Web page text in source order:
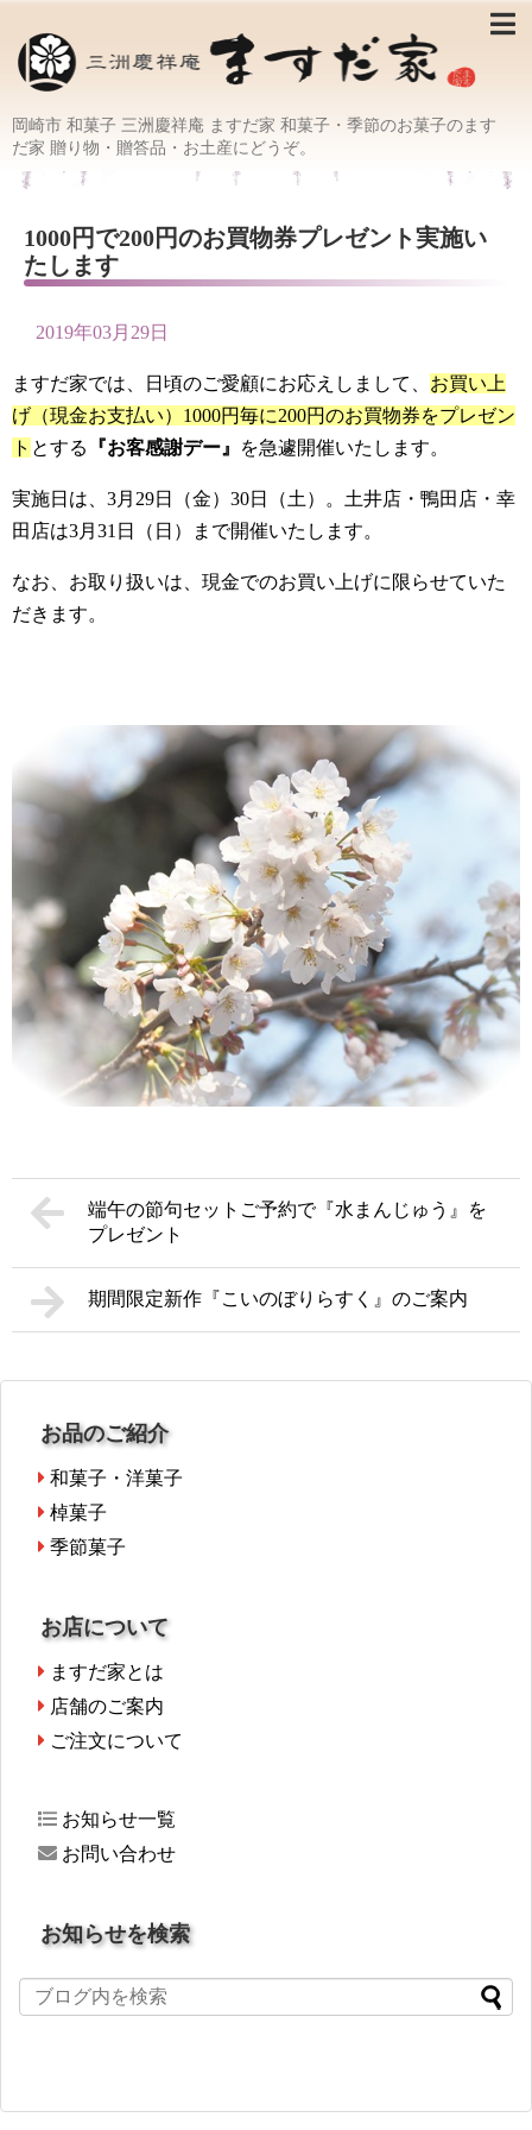
岡崎市 和菓子 三洲慶祥庵 ますだ家 和菓子・季節のお菓子のます
だ家 贈り物・贈答品・お土産にどうぞ。
1000円で200円のお買物券プレゼント実施い
たします
2019年03月29日
ますだ家では、日頃のご愛顧にお応えしまして、 お買い上
げ（現金お支払い）1000円毎に200円のお買物券をプレゼン
ト とする 『お客感謝デー』 を急遽開催いたします。
実施日は、3月29日（金）30日（土）。土井店・鴨田店・幸
田店は3月31日（日）まで開催いたします。
なお、お取り扱いは、現金でのお買い上げに限らせていた
だきます。
端午の節句セットご予約で『水まんじゅう』を
プレゼント
期間限定新作『こいのぼりらすく』のご案内
お品のご紹介
和菓子・洋菓子
棹菓子
季節菓子
お店について
ますだ家とは
店舗のご案内
ご注文について
お知らせ一覧
お問い合わせ
お知らせを検索